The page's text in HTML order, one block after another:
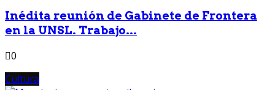
Inédita reunión de Gabinete de Frontera
en la UNSL. Trabajo...
0
Cultura